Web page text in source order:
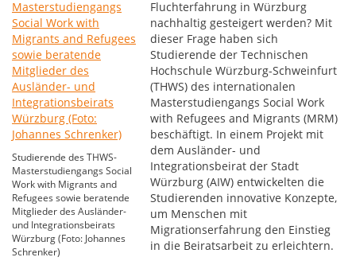
Studierende des THWS-
Masterstudiengangs Social
Work with Migrants and
Refugees sowie beratende
Mitglieder des Ausländer-
und Integrationsbeirats
Würzburg (Foto: Johannes
Schrenker)
Fluchterfahrung in Würzburg
nachhaltig gesteigert werden? Mit
dieser Frage haben sich
Studierende der Technischen
Hochschule Würzburg-Schweinfurt
(THWS) des internationalen
Masterstudiengangs Social Work
with Refugees and Migrants (MRM)
beschäftigt. In einem Projekt mit
dem Ausländer- und
Integrationsbeirat der Stadt
Würzburg (AIW) entwickelten die
Studierenden innovative Konzepte,
um Menschen mit
Migrationserfahrung den Einstieg
in die Beiratsarbeit zu erleichtern.